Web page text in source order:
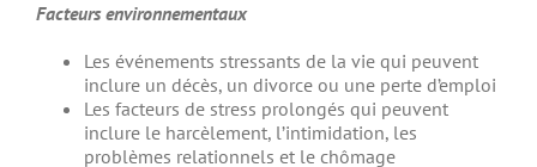
Facteurs environnementaux
Les événements stressants de la vie qui peuvent
inclure un décès, un divorce ou une perte d’emploi
Les facteurs de stress prolongés qui peuvent
inclure le harcèlement, l’intimidation, les
problèmes relationnels et le chômage